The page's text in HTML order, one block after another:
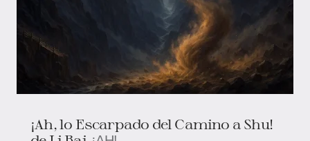
¡Ah, lo Escarpado del Camino a Shu!